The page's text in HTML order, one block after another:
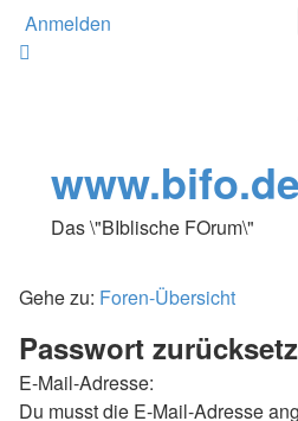
Anmelden
Das \"BIblische FOrum\"
Gehe zu: Foren-Übersicht
Passwort
E-Mail-Adresse:
Du musst die E-Mail-Adresse